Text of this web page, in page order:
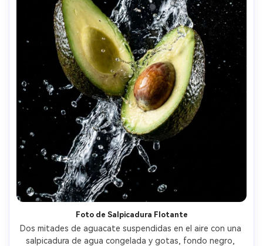
Foto de Salpicadura Flotante
Dos mitades de aguacate suspendidas en el aire con una
salpicadura de agua congelada y gotas, fondo negro,